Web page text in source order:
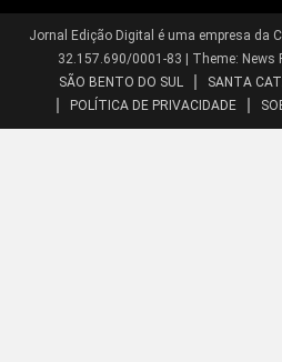
Jornal Edição Digital é uma empresa da
32.157.690/0001-83 | Theme: News
SÃO BENTO DO SUL
SANTA
POLÍTICA DE PRIVACIDADE